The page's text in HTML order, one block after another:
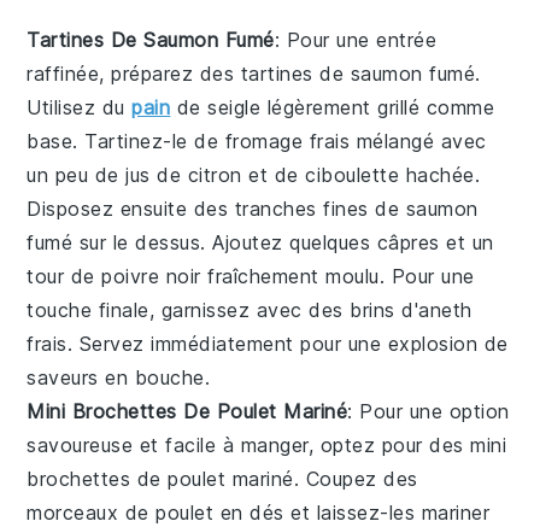
Tartines De Saumon Fumé: Pour une entrée
raffinée, préparez des tartines de saumon fumé.
Utilisez dupain de seigle légèrement grillé comme
base. Tartinez-le de fromage frais mélangé avec
un peu dejus de citron et deciboulette hachée.
Disposez ensuite des tranches fines de saumon
fumé sur le dessus. Ajoutez quelques câpres et un
tour depoivre noir fraîchement moulu. Pour une
touche finale, garnissez avec des brins d'aneth
frais. Servez immédiatement pour une explosion de
saveurs en bouche.
Mini Brochettes De Poulet Mariné: Pour une option
savoureuse et facile à manger, optez pour desmini
brochettes de poulet mariné. Coupez des
morceaux de poulet en dés et laissez-les mariner